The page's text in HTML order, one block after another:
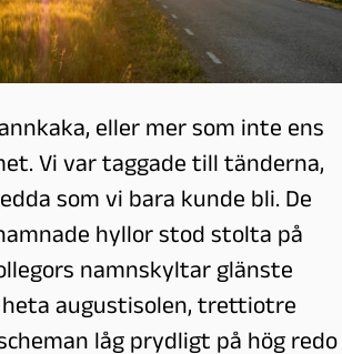
eller mer som inte ens
Vi var taggade till tänderna,
som vi bara kunde bli. De
hyllor stod stolta på
namnskyltar glänste
heta augustisolen, trettiotre
låg prydligt på hög redo